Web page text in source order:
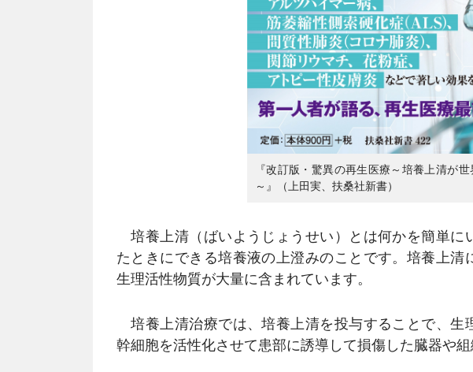
『改訂版・驚異の再生医療～培養上清が世
～』（上田実、扶桑社新書）
培養上清（ばいようじょうせい）とは何かを簡単に
たときにできる培養液の上澄みのことです。培養上清
生理活性物質が大量に含まれています。
培養上清治療では、培養上清を投与することで、生
幹細胞を活性化させて患部に誘導して損傷した臓器や組